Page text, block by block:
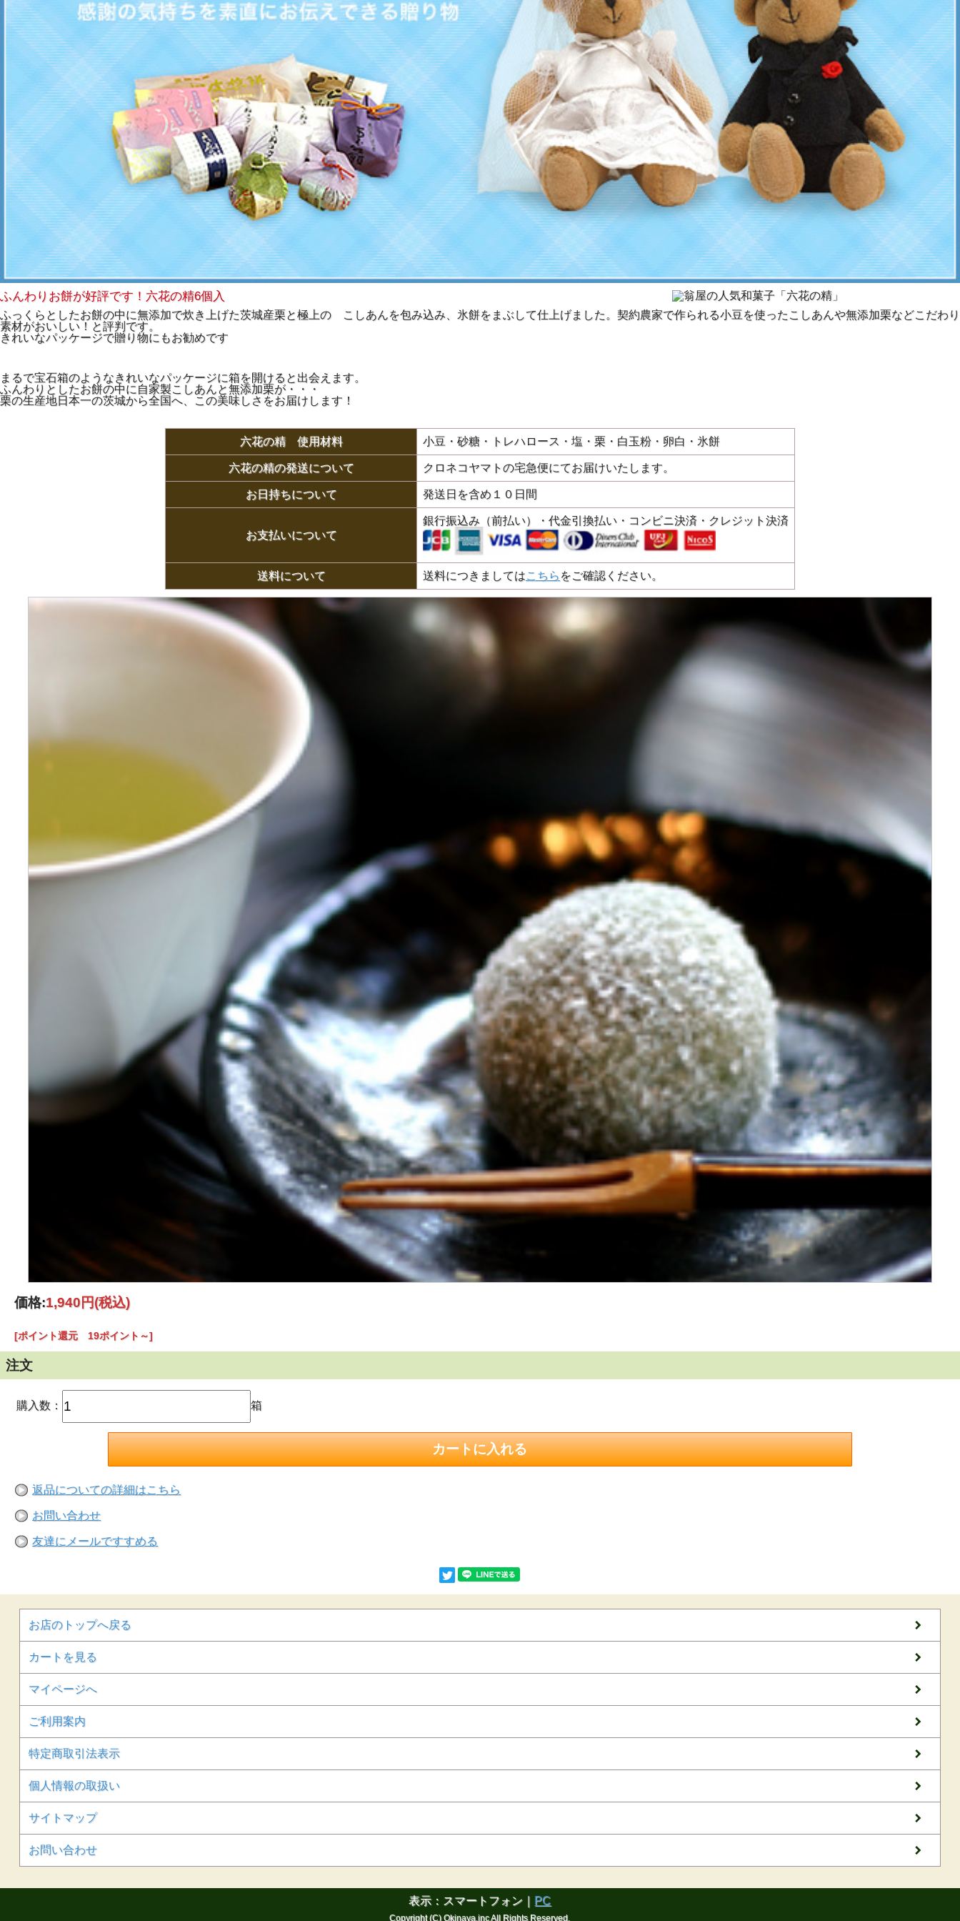
ふんわりお餅が好評です！六花の精6個入
ふっくらとしたお餅の中に無添加で炊き上げた茨城産栗と極上の こしあんを包み込み、氷餅をまぶして仕上げました。契約農家で作られる小豆を使ったこしあんや無添加栗などこだわり
素材がおいしい！と評判です。
きれいなパッケージで贈り物にもお勧めです
まるで宝石箱のようなきれいなパッケージに箱を開けると出会えます。
ふんわりとしたお餅の中に自家製こしあんと無添加栗が・・・
栗の生産地日本一の茨城から全国へ、この美味しさをお届けします！
六花の精 使用材料 小豆・砂糖・トレハロース・塩・栗・白玉粉・卵白・氷餅
六花の精の発送について クロネコヤマトの宅急便にてお届けいたします。
お日持ちについて 発送日を含め１０日間
お支払いについて
銀行振込み（前払い）・代金引換払い・コンビニ決済・クレジット決済
送料について 送料につきましてはこちら をご確認ください。
価格:1,940円(税込)
[ポイント還元 19ポイント～]
注文
購入数： 箱
返品についての詳細はこちら
お問い合わせ
友達にメールですすめる
お店のトップへ戻る
カートを見る
マイページへ
ご利用案内
特定商取引法表示
個人情報の取扱い
サイトマップ
お問い合わせ
表示：スマートフォン｜ PC
Copyright (C) Okinaya.inc All Rights Reserved.